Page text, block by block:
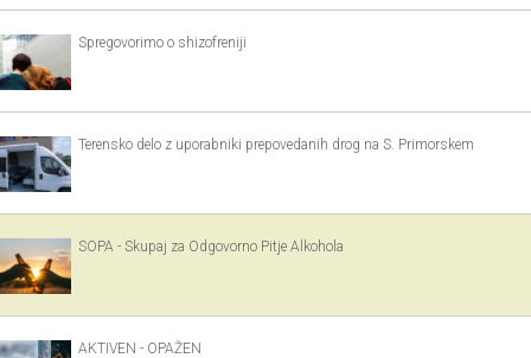
Spregovorimo o shizofreniji
Terensko delo z uporabniki prepovedanih drog na S. Primorskem
SOPA - Skupaj za Odgovorno Pitje Alkohola
AKTIVEN - OPAŽEN